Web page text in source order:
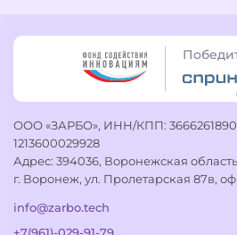
ООО «ЗАРБО», ИНН/КПП:
1213600029928
Адрес: 394036, Воронежская
г. Воронеж, ул. Пролетарская 87в,
info@zarbo.tech